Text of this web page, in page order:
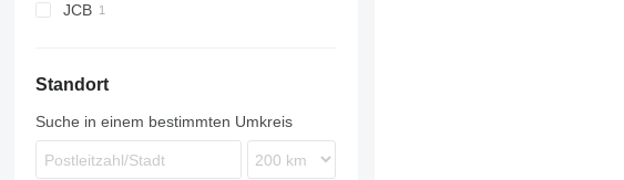
JCB
Standort
Suche in einem bestimmten Umkreis